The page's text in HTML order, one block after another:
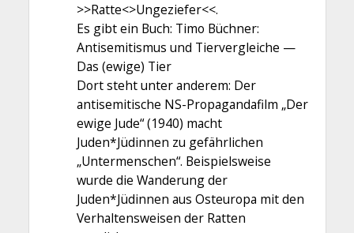
>>Ratte<>Ungeziefer<<.
Es gibt ein Buch: Timo Büchner:
Antisemitismus und Tiervergleiche —
Das (ewige) Tier
Dort steht unter anderem: Der
antisemitische NS-Propagandafilm „Der
ewige Jude“ (1940) macht
Juden*Jüdinnen zu gefährlichen
„Untermenschen“. Beispielsweise
wurde die Wanderung der
Juden*Jüdinnen aus Osteuropa mit den
Verhaltensweisen der Ratten